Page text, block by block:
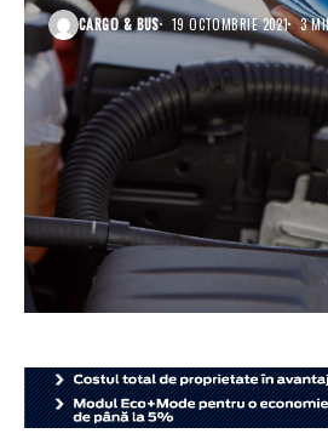
CARGO & BUS 19 OCTOMBRIE 2021 3